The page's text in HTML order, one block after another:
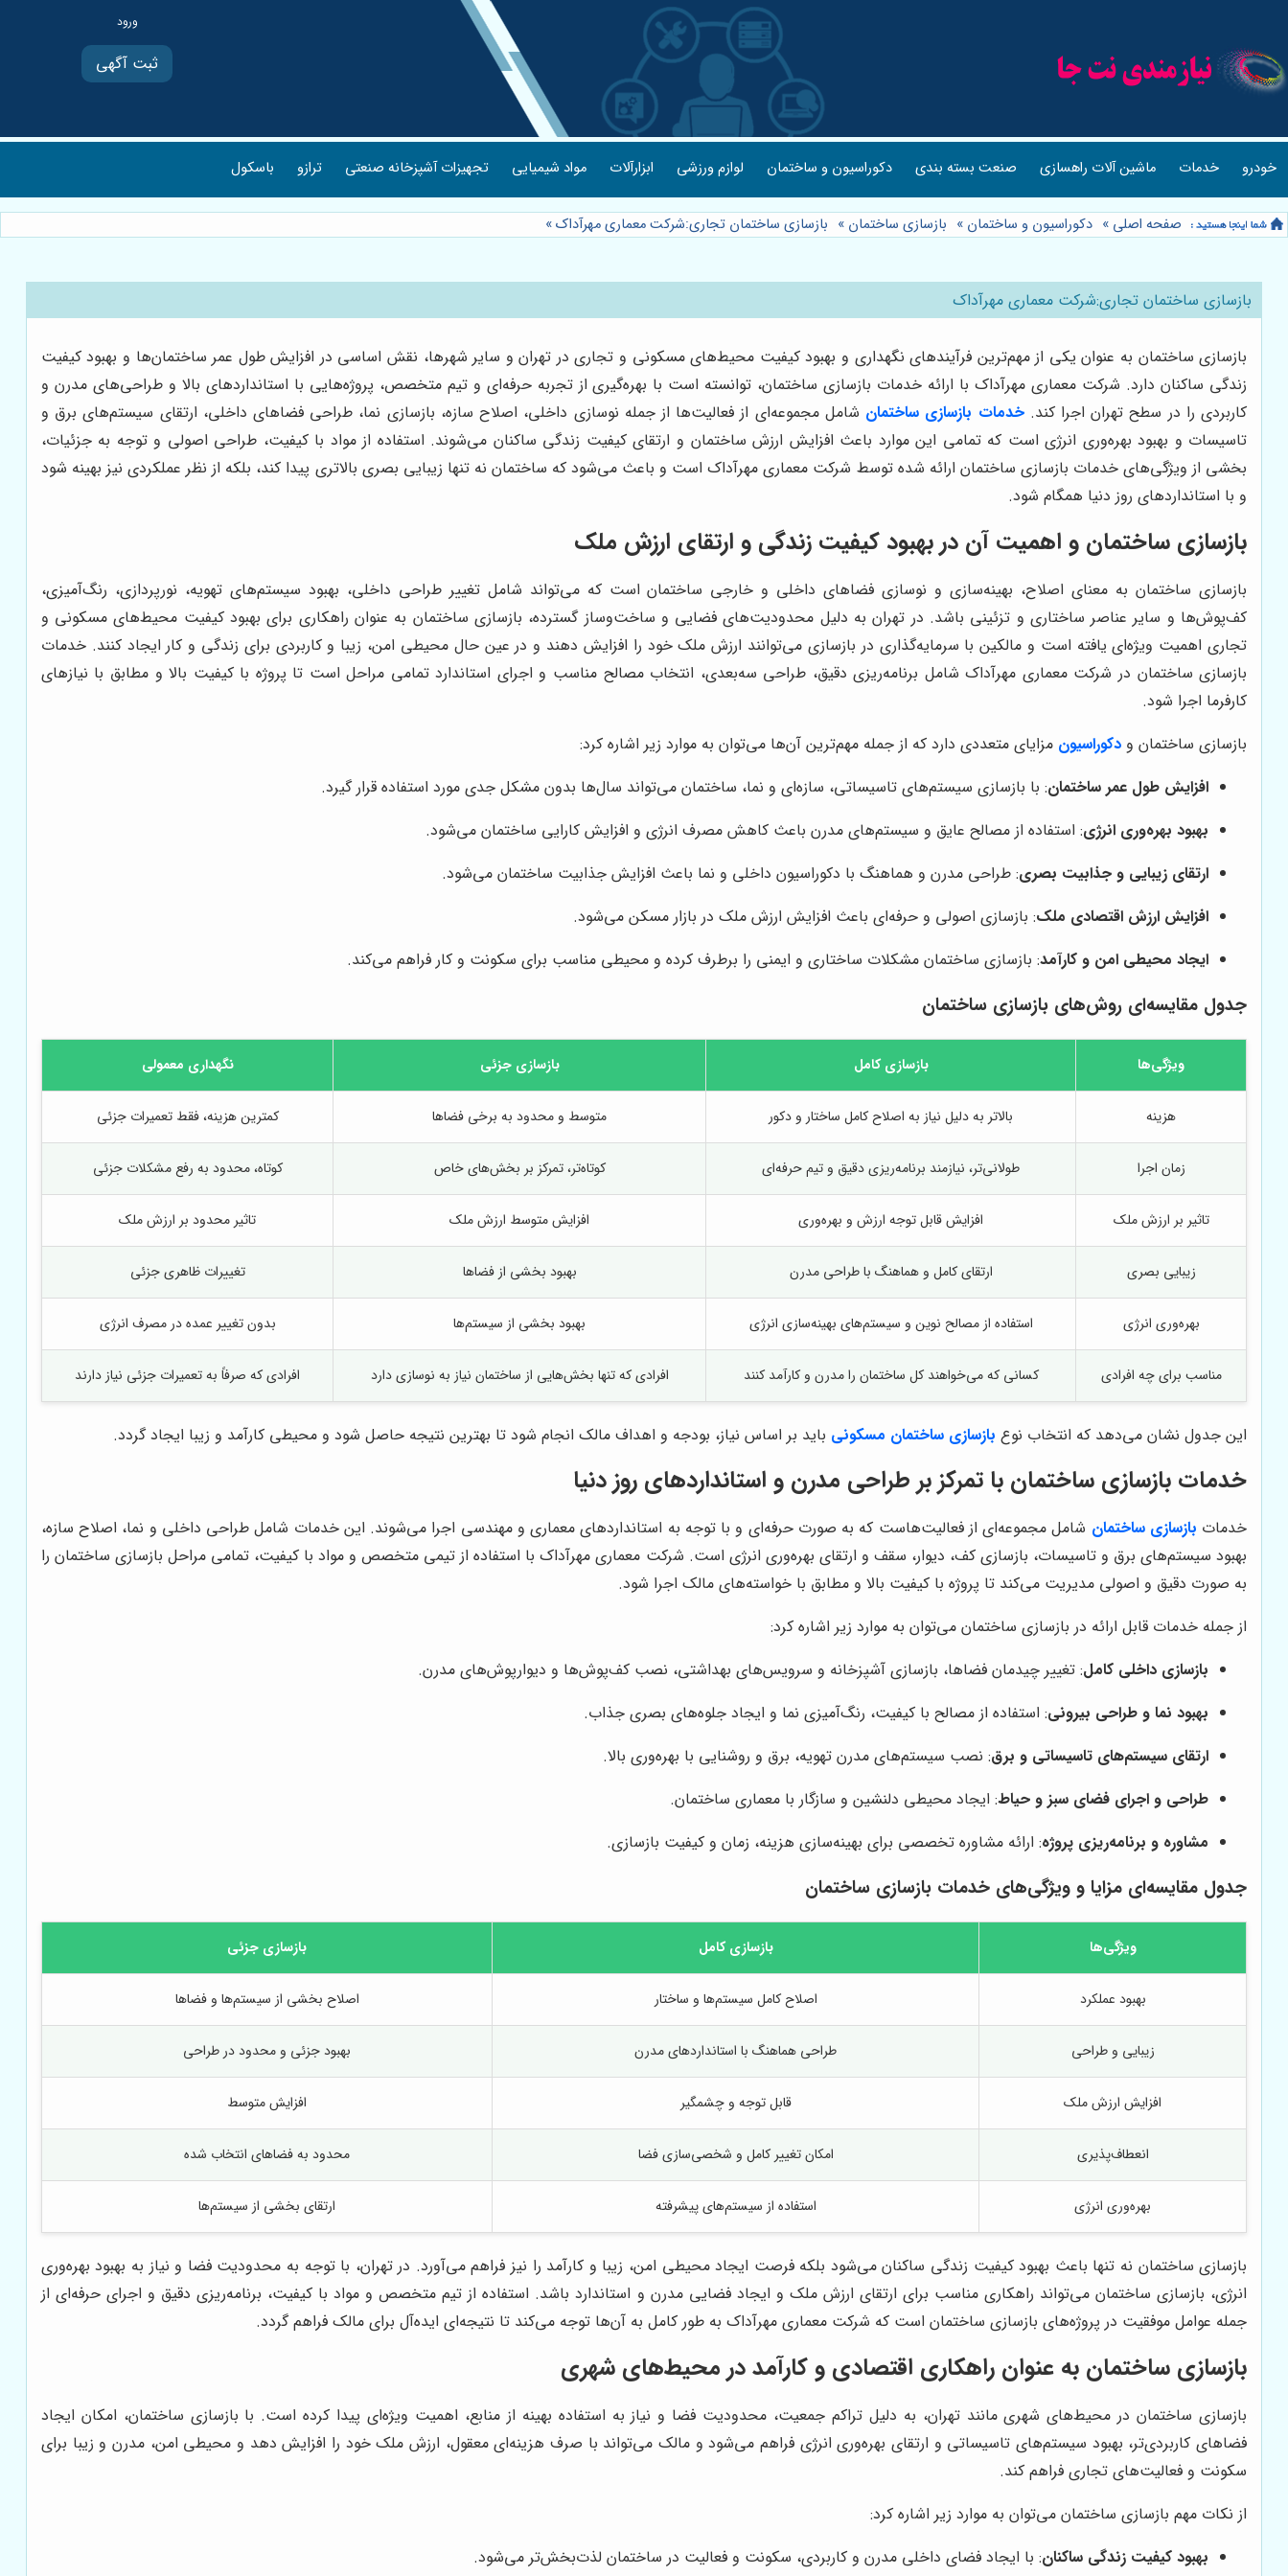
ثبت آگهی
خودرو خدمات ماشین آلات راهسازی صنعت بسته بندی دکوراسیون و ساختمان لوازم ورزشی ابزارآلات مواد شیمیایی تجهیزات آشپزخانه صنعتی ترازو باسکول
صفحه اصلی » دکوراسیون و ساختمان » بازسازی ساختمان » بازسازی ساختمان تجاری:شرکت معماری مهرآداک»
بازسازی ساختمان تجاری:شرکت معماری مهرآداک
بازسازی ساختمان به عنوان یکی از مهم‌ترین فرآیندهای نگهداری و بهبود کیفیت محیط‌های مسکونی و تجاری در تهران و سایر شهرها، نقش اساسی در افزایش طول عمر ساختمان‌ها و بهبود کیفیت
زندگی ساکنان دارد. شرکت معماری مهرآداک با ارائه خدمات بازسازی ساختمان، توانسته است با بهره‌گیری از تجربه حرفه‌ای و تیم متخصص، پروژه‌هایی با استانداردهای بالا و طراحی‌های مدرن و
کاربردی را در سطح تهران اجرا کند.خدمات بازسازی ساختمان شامل مجموعه‌ای از فعالیت‌ها از جمله نوسازی داخلی، اصلاح سازه، بازسازی نما، طراحی فضاهای داخلی، ارتقای سیستم‌های برق و
تاسیسات و بهبود بهره‌وری انرژی است که تمامی این موارد باعث افزایش ارزش ساختمان و ارتقای کیفیت زندگی ساکنان می‌شوند. استفاده از مواد با کیفیت، طراحی اصولی و توجه به جزئیات،
بخشی از ویژگی‌های خدمات بازسازی ساختمان ارائه شده توسط شرکت معماری مهرآداک است و باعث می‌شود که ساختمان نه تنها زیبایی بصری بالاتری پیدا کند، بلکه از نظر عملکردی نیز بهینه شود
و با استانداردهای روز دنیا همگام شود.
بازسازی ساختمان و اهمیت آن در بهبود کیفیت زندگی و ارتقای ارزش ملک
بازسازی ساختمان به معنای اصلاح، بهینه‌سازی و نوسازی فضاهای داخلی و خارجی ساختمان است که می‌تواند شامل تغییر طراحی داخلی، بهبود سیستم‌های تهویه، نورپردازی، رنگ‌آمیزی،
کف‌پوش‌ها و سایر عناصر ساختاری و تزئینی باشد. در تهران به دلیل محدودیت‌های فضایی و ساخت‌وساز گسترده، بازسازی ساختمان به عنوان راهکاری برای بهبود کیفیت محیط‌های مسکونی و
تجاری اهمیت ویژه‌ای یافته است و مالکین با سرمایه‌گذاری در بازسازی می‌توانند ارزش ملک خود را افزایش دهند و در عین حال محیطی امن، زیبا و کاربردی برای زندگی و کار ایجاد کنند. خدمات
بازسازی ساختمان در شرکت معماری مهرآداک شامل برنامه‌ریزی دقیق، طراحی سه‌بعدی، انتخاب مصالح مناسب و اجرای استاندارد تمامی مراحل است تا پروژه با کیفیت بالا و مطابق با نیازهای
کارفرما اجرا شود.
بازسازی ساختمان و دکوراسیون مزایای متعددی دارد که از جمله مهم‌ترین آن‌ها می‌توان به موارد زیر اشاره کرد:
افزایش طول عمر ساختمان: با بازسازی سیستم‌های تاسیساتی، سازه‌ای و نما، ساختمان می‌تواند سال‌ها بدون مشکل جدی مورد استفاده قرار گیرد.
بهبود بهره‌وری انرژی: استفاده از مصالح عایق و سیستم‌های مدرن باعث کاهش مصرف انرژی و افزایش کارایی ساختمان می‌شود.
ارتقای زیبایی و جذابیت بصری: طراحی مدرن و هماهنگ با دکوراسیون داخلی و نما باعث افزایش جذابیت ساختمان می‌شود.
افزایش ارزش اقتصادی ملک: بازسازی اصولی و حرفه‌ای باعث افزایش ارزش ملک در بازار مسکن می‌شود.
ایجاد محیطی امن و کارآمد: بازسازی ساختمان مشکلات ساختاری و ایمنی را برطرف کرده و محیطی مناسب برای سکونت و کار فراهم می‌کند.
جدول مقایسه‌ای روش‌های بازسازی ساختمان
ویژگی‌ها بازسازی کامل بازسازی جزئی نگهداری معمولی
هزینه بالاتر به دلیل نیاز به اصلاح کامل ساختار و دکور متوسط و محدود به برخی فضاها کمترین هزینه، فقط تعمیرات جزئی
زمان اجرا طولانی‌تر، نیازمند برنامه‌ریزی دقیق و تیم حرفه‌ای کوتاه‌تر، تمرکز بر بخش‌های خاص کوتاه، محدود به رفع مشکلات جزئی
تاثیر بر ارزش ملک افزایش قابل توجه ارزش و بهره‌وری افزایش متوسط ارزش ملک تاثیر محدود بر ارزش ملک
زیبایی بصری ارتقای کامل و هماهنگ با طراحی مدرن بهبود بخشی از فضاها تغییرات ظاهری جزئی
بهره‌وری انرژی استفاده از مصالح نوین و سیستم‌های بهینه‌سازی انرژی بهبود بخشی از سیستم‌ها بدون تغییر عمده در مصرف انرژی
مناسب برای چه افرادی کسانی که می‌خواهند کل ساختمان را مدرن و کارآمد کنند افرادی که تنها بخش‌هایی از ساختمان نیاز به نوسازی دارد افرادی که صرفاً به تعمیرات جزئی نیاز دارند
این جدول نشان می‌دهد که انتخاب نوع بازسازی ساختمان مسکونی باید بر اساس نیاز، بودجه و اهداف مالک انجام شود تا بهترین نتیجه حاصل شود و محیطی کارآمد و زیبا ایجاد گردد.
خدمات بازسازی ساختمان با تمرکز بر طراحی مدرن و استانداردهای روز دنیا
خدمات بازسازی ساختمان شامل مجموعه‌ای از فعالیت‌هاست که به صورت حرفه‌ای و با توجه به استانداردهای معماری و مهندسی اجرا می‌شوند. این خدمات شامل طراحی داخلی و نما، اصلاح سازه،
بهبود سیستم‌های برق و تاسیسات، بازسازی کف، دیوار، سقف و ارتقای بهره‌وری انرژی است. شرکت معماری مهرآداک با استفاده از تیمی متخصص و مواد با کیفیت، تمامی مراحل بازسازی ساختمان را
به صورت دقیق و اصولی مدیریت می‌کند تا پروژه با کیفیت بالا و مطابق با خواسته‌های مالک اجرا شود.
از جمله خدمات قابل ارائه در بازسازی ساختمان می‌توان به موارد زیر اشاره کرد:
بازسازی داخلی کامل: تغییر چیدمان فضاها، بازسازی آشپزخانه و سرویس‌های بهداشتی، نصب کف‌پوش‌ها و دیوارپوش‌های مدرن.
بهبود نما و طراحی بیرونی: استفاده از مصالح با کیفیت، رنگ‌آمیزی نما و ایجاد جلوه‌های بصری جذاب.
ارتقای سیستم‌های تاسیساتی و برق: نصب سیستم‌های مدرن تهویه، برق و روشنایی با بهره‌وری بالا.
طراحی و اجرای فضای سبز و حیاط: ایجاد محیطی دلنشین و سازگار با معماری ساختمان.
مشاوره و برنامه‌ریزی پروژه: ارائه مشاوره تخصصی برای بهینه‌سازی هزینه، زمان و کیفیت بازسازی.
جدول مقایسه‌ای مزایا و ویژگی‌های خدمات بازسازی ساختمان
ویژگی‌ها بازسازی کامل بازسازی جزئی
بهبود عملکرد اصلاح کامل سیستم‌ها و ساختار اصلاح بخشی از سیستم‌ها و فضاها
زیبایی و طراحی طراحی هماهنگ با استانداردهای مدرن بهبود جزئی و محدود در طراحی
افزایش ارزش ملک قابل توجه و چشمگیر افزایش متوسط
انعطاف‌پذیری امکان تغییر کامل و شخصی‌سازی فضا محدود به فضاهای انتخاب شده
بهره‌وری انرژی استفاده از سیستم‌های پیشرفته ارتقای بخشی از سیستم‌ها
بازسازی ساختمان نه تنها باعث بهبود کیفیت زندگی ساکنان می‌شود بلکه فرصت ایجاد محیطی امن، زیبا و کارآمد را نیز فراهم می‌آورد. در تهران، با توجه به محدودیت فضا و نیاز به بهبود بهره‌وری
انرژی، بازسازی ساختمان می‌تواند راهکاری مناسب برای ارتقای ارزش ملک و ایجاد فضایی مدرن و استاندارد باشد. استفاده از تیم متخصص و مواد با کیفیت، برنامه‌ریزی دقیق و اجرای حرفه‌ای از
جمله عوامل موفقیت در پروژه‌های بازسازی ساختمان است که شرکت معماری مهرآداک به طور کامل به آن‌ها توجه می‌کند تا نتیجه‌ای ایده‌آل برای مالک فراهم گردد.
بازسازی ساختمان به عنوان راهکاری اقتصادی و کارآمد در محیط‌های شهری
بازسازی ساختمان در محیط‌های شهری مانند تهران، به دلیل تراکم جمعیت، محدودیت فضا و نیاز به استفاده بهینه از منابع، اهمیت ویژه‌ای پیدا کرده است. با بازسازی ساختمان، امکان ایجاد
فضاهای کاربردی‌تر، بهبود سیستم‌های تاسیساتی و ارتقای بهره‌وری انرژی فراهم می‌شود و مالک می‌تواند با صرف هزینه‌ای معقول، ارزش ملک خود را افزایش دهد و محیطی امن، مدرن و زیبا برای
سکونت و فعالیت‌های تجاری فراهم کند.
از نکات مهم بازسازی ساختمان می‌توان به موارد زیر اشاره کرد:
بهبود کیفیت زندگی ساکنان: با ایجاد فضای داخلی مدرن و کاربردی، سکونت و فعالیت در ساختمان لذت‌بخش‌تر می‌شود.